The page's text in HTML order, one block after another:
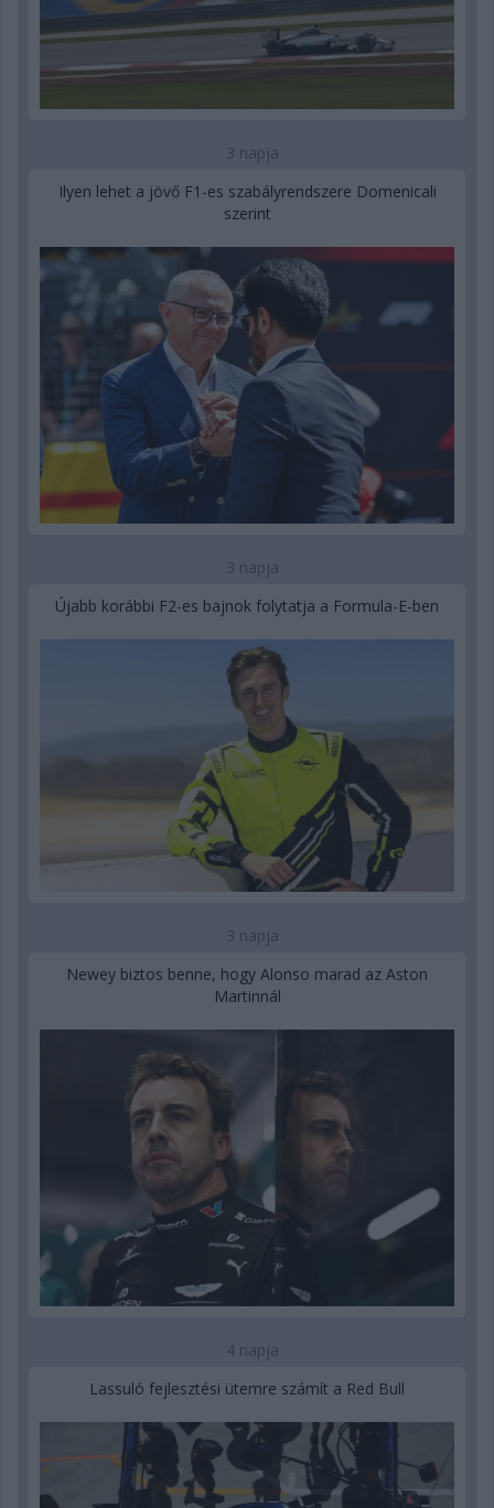
3 napja
Ilyen lehet a jövő F1-es szabályrendszere Domenicali
szerint
3 napja
Újabb korábbi F2-es bajnok folytatja a Formula-E-ben
3 napja
Newey biztos benne, hogy Alonso marad az Aston
Martinnál
4 napja
Lassuló fejlesztési ütemre számít a Red Bull